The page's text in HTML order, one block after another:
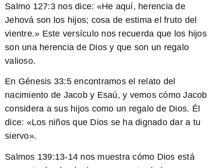
Salmo 127:3nos dice: «He aquí, herencia de
Jehová son los hijos; cosa de estima el fruto del
vientre.» Este versículo nos recuerda que los hijos
son una herencia de Dios y que son un regalo
valioso.
En Génesis 33:5encontramos el relato del
nacimiento de Jacob y Esaú, y vemos cómo Jacob
considera a sus hijos como un regalo de Dios. Él
dice: «Los niños que Dios se ha dignado dar a tu
siervo».
Salmos 139:13-14 nos muestra cómo Dios está